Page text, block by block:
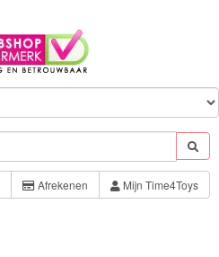
Afrekenen Mijn Time4Toys